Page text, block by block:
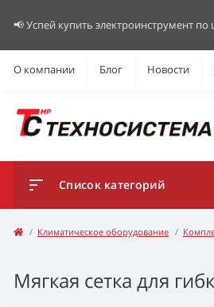
📢 Успей купить электроинструмент по
О компании Блог Новости
Список категорий
Климатическое оборудование
Мягкая сетка для